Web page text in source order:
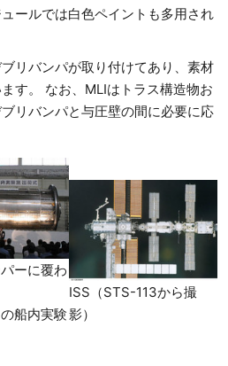
ールでは白色ペイントも多用され
リバンパが取り付けてあり、素材
す。 なお、MLIはトラス構造物お
リバンパと与圧壁の間に必要に応
ーに覆わ
の船内実験
ISS（STS-113から撮
影）